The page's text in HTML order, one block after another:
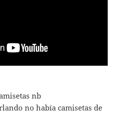
no había camisetas de